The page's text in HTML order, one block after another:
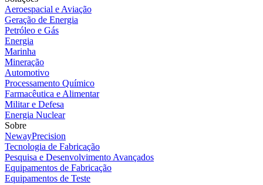
Aeroespacial e Aviação
Geração de Energia
Petróleo e Gás
Energia
Marinha
Mineração
Automotivo
Processamento Químico
Farmacêutica e Alimentar
Militar e Defesa
Energia Nuclear
Sobre
NewayPrecision
Tecnologia de Fabricação
Pesquisa e Desenvolvimento Avançados
Equipamentos de Fabricação
Equipamentos de Teste